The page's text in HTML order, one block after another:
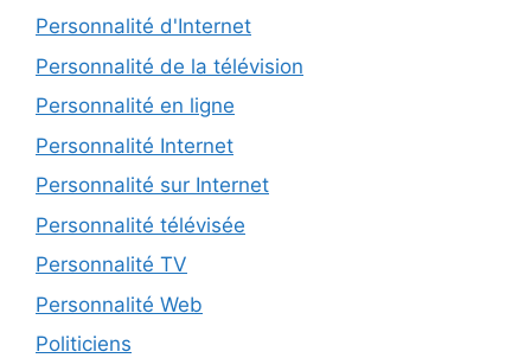
Personnalité d'Internet
Personnalité de la télévision
Personnalité en ligne
Personnalité Internet
Personnalité sur Internet
Personnalité télévisée
Personnalité TV
Personnalité Web
Politiciens